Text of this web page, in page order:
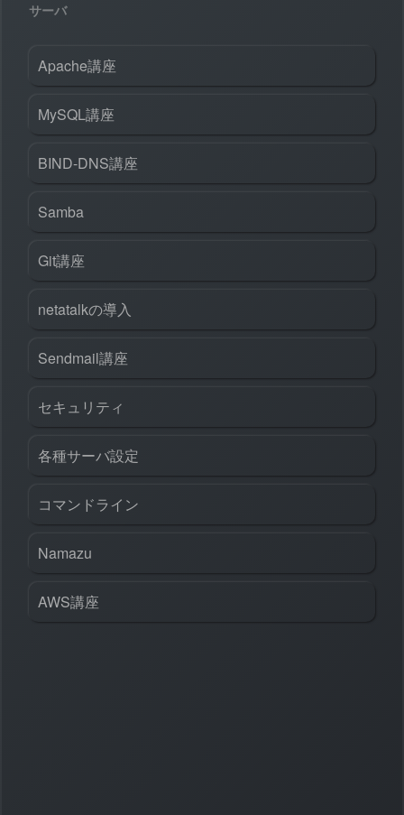
サーバ
Apache講座
MySQL講座
BIND-DNS講座
Samba
Git講座
netatalkの導入
Sendmail講座
セキュリティ
各種サーバ設定
コマンドライン
Namazu
AWS講座